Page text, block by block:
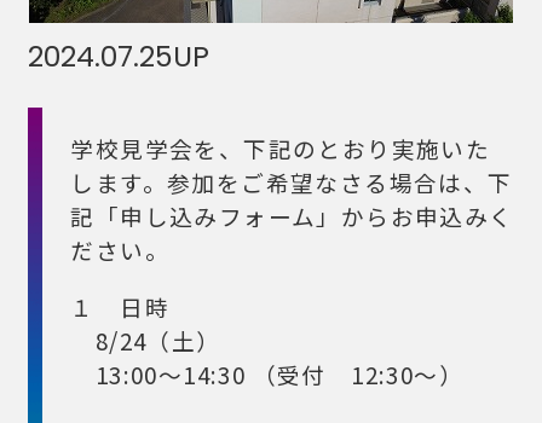
2024.07.25UP
学校見学会を、下記のとおり実施いた
します。参加をご希望なさる場合は、下
記「申し込みフォーム」からお申込みく
ださい。
１ 日時
8/24（土）
13:00～14:30 （受付 12:30～）